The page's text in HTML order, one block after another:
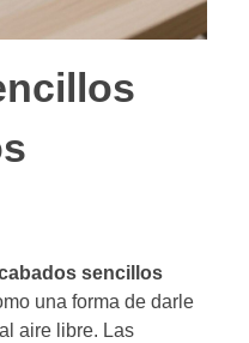
sencillos
una forma de darle
aire libre. Las